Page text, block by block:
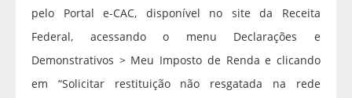
pelo Portal e-CAC, disponível no site da Receita
Federal, acessando o menu Declarações e
Demonstrativos > Meu Imposto de Renda e clicando
em “Solicitar restituição não resgatada na rede